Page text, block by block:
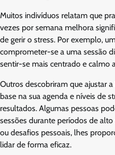
Muitos indivíduos relatam que
vezes por semana melhora
de gerir o stress. Por exemplo,
comprometer-se a uma sessão
sentir-se mais centrado e calmo
Outros descobriram que ajustar
base na sua agenda e níveis de
resultados. Algumas pessoas
sessões durante períodos de
ou desafios pessoais, lhes
lidar de forma eficaz.